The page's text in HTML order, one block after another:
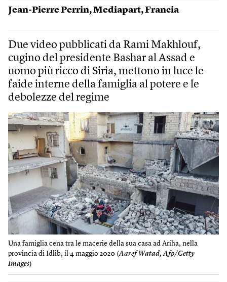
Jean-Pierre Perrin,Mediapart,Francia
Due video pubblicati da Rami Makhlouf,
cugino del presidente Bashar al Assad e
uomo più ricco di Siria, mettono in luce le
faide interne della famiglia al potere e le
debolezze del regime
Una famiglia cena tra le macerie della sua casa ad Ariha, nella
provincia di Idlib, il 4 maggio 2020 (Aaref Watad, Afp/Getty
Images)